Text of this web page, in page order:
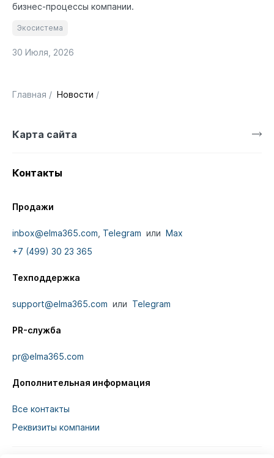
бизнес-процессы компании.
Экосистема
30 Июля, 2026
Главная / Новости /
Карта сайта
Контакты
Продажи
inbox@elma365.com Telegram или Max
+7 (499) 30 23 365
Техподдержка
support@elma365.com или Telegram
PR-служба
pr@elma365.com
Дополнительная информация
Все контакты
Реквизиты компании